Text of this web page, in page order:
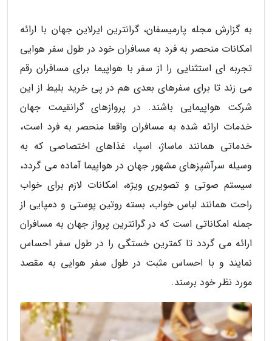
به گزارش مجله پارمیسفان، گرانترین ایرلاین جهان با ارائه
امکانات منحصر به فرد به مسافران خود در طول سفر هوایی
تجربه ای استثنایی را از سفر با هواپیما برای مسافران رقم
می زند تا برای سفرهای بعدی هم در پی خرید بلیط از این
شرکت هواپیمایی باشند. در پروازهای گرانقیمت جهان
خدمات ارائه شده به مسافران واقعا منحصر به فرد است،
خدماتی همانند ماساژ، اسپا، غذاهای اختصاصی که به
وسیله سرآشپزهای مشهور جهان در هواپیما آماده می گردد،
سیستم صوتی و تصویری ویژه، امکانات لازم برای خواب
راحت همانند لباس خواب، بسته روتین پوستی و دمپایی از
جمله امکاناتی است که در گرانترین پرواز جهان به مسافران
ارائه می گردد تا کمترین خستگی را در طول سفر احساس
نمایند و با احساس مثبت در طول سفر هوایی به مقصد
مورد نظر خود برسند.